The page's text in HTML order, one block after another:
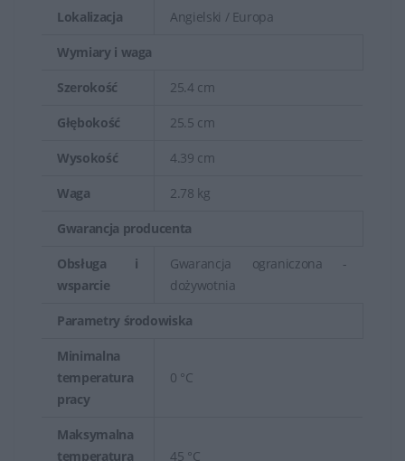
Lokalizacja Angielski / Europa
Wymiary i waga
Szerokość 25.4 cm
Głębokość 25.5 cm
Wysokość 4.39 cm
Waga 2.78 kg
Gwarancja producenta
Obsługa i
wsparcie
Gwarancja ograniczona -
dożywotnia
Parametry środowiska
Minimalna
temperatura
pracy
0 °C
Maksymalna
temperatura
45 °C